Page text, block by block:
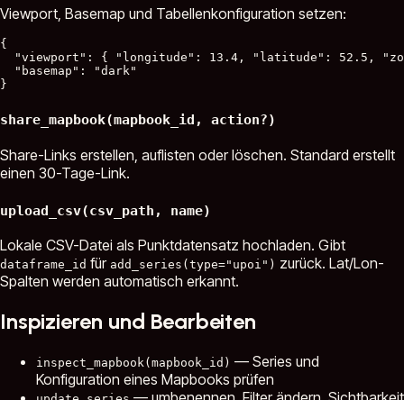
Viewport, Basemap und Tabellenkonfiguration setzen:
{
"viewport": { "longitude": 13.4, "latitude": 52.5,
  "basemap": "dark"
share_mapbook(mapbook_id, action?)
Share-Links erstellen, auflisten oder löschen. Standard erstellt
einen 30-Tage-Link.
upload_csv(csv_path, name)
Lokale CSV-Datei als Punktdatensatz hochladen. Gibt
dataframe_id für add_series(type="upoi") zurück. Lat/Lon-
Spalten werden automatisch erkannt.
Inspizieren und Bearbeiten
inspect_mapbook(mapbook_id) — Series und
Konfiguration eines Mapbooks prüfen